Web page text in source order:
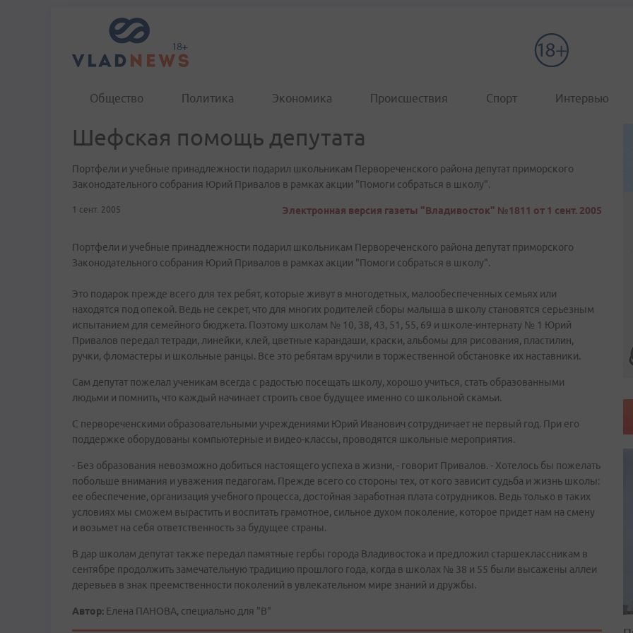
Общество Политика Экономика Происшествия Спорт Интервью
Шефская помощь депутата
Портфели и учебные принадлежности подарил школьникам Первореченского района депутат приморского
Законодательного собрания Юрий Привалов в рамках акции "Помоги собраться в школу".
1 сент. 2005 Электронная версия газеты "Владивосток" №1811 от 1 сент. 2005
Портфели и учебные принадлежности подарил школьникам Первореченского района депутат приморского
Законодательного собрания Юрий Привалов в рамках акции "Помоги собраться в школу".
Это подарок прежде всего для тех ребят, которые живут в многодетных, малообеспеченных семьях или
находятся под опекой. Ведь не секрет, что для многих родителей сборы малыша в школу становятся серьезным
испытанием для семейного бюджета. Поэтому школам № 10, 38, 43, 51, 55, 69 и школе-интернату № 1 Юрий
Привалов передал тетради, линейки, клей, цветные карандаши, краски, альбомы для рисования, пластилин,
ручки, фломастеры и школьные ранцы. Все это ребятам вручили в торжественной обстановке их наставники.
Сам депутат пожелал ученикам всегда с радостью посещать школу, хорошо учиться, стать образованными
людьми и помнить, что каждый начинает строить свое будущее именно со школьной скамьи.
С первореченскими образовательными учреждениями Юрий Иванович сотрудничает не первый год. При его
поддержке оборудованы компьютерные и видео-классы, проводятся школьные мероприятия.
- Без образования невозможно добиться настоящего успеха в жизни, - говорит Привалов. - Хотелось бы пожелать
побольше внимания и уважения педагогам. Прежде всего со стороны тех, от кого зависит судьба и жизнь школы:
ее обеспечение, организация учебного процесса, достойная заработная плата сотрудников. Ведь только в таких
условиях мы сможем вырастить и воспитать грамотное, сильное духом поколение, которое придет нам на смену
и возьмет на себя ответственность за будущее страны.
В дар школам депутат также передал памятные гербы города Владивостока и предложил старшеклассникам в
сентябре продолжить замечательную традицию прошлого года, когда в школах № 38 и 55 были высажены аллеи
деревьев в знак преемственности поколений в увлекательном мире знаний и дружбы.
Автор: Елена ПАНОВА, специально для "В"